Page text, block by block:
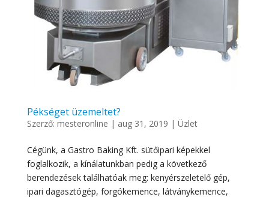
Pékséget üzemeltet?
Szerző: mesteronline | aug 31, 2019 | Üzlet
Cégünk, a Gastro Baking Kft. sütőipari képekkel
foglalkozik, a kínálatunkban pedig a következő
berendezések találhatóak meg: kenyérszeletelő gép,
ipari dagasztógép, forgókemence, látványkemence,